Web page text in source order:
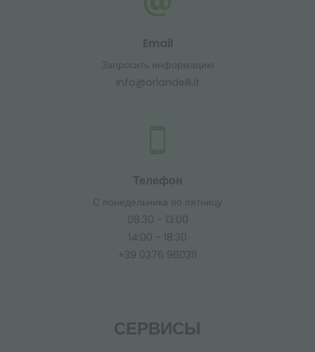
Email
Запросить информацию
info@orlandelli.it
Телефон
С понедельника по пятницу
08:30 - 13:00
14:00 - 18:30
+39 0376 960311
СЕРВИСЫ